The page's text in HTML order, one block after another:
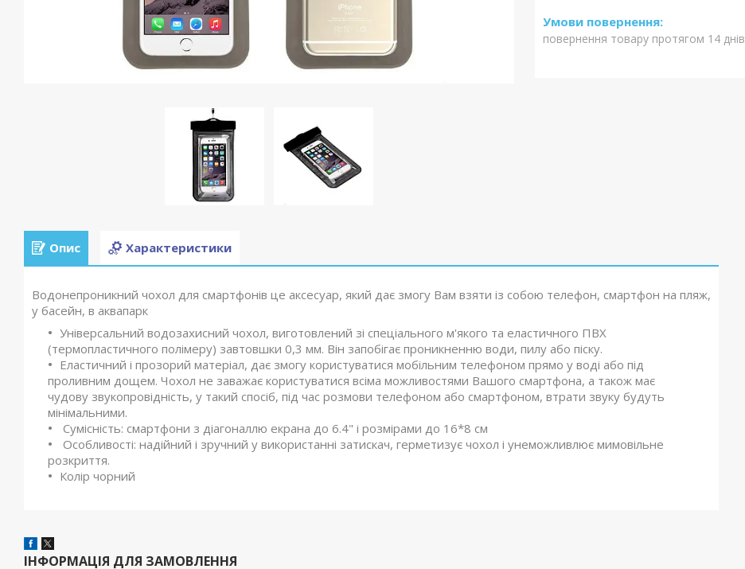
повернення товару протягом 14 днів
Опис Характеристики
Водонепроникний чохол для смартфонів це аксесуар, який дає змогу Вам взяти із собою телефон, смартфон на пляж,
у басейн, в аквапарк
Універсальний водозахисний чохол, виготовлений зі спеціального м'якого та еластичного ПВХ
(термопластичного полімеру) завтовшки 0,3 мм. Він запобігає проникненню води, пилу або піску.
Еластичний і прозорий матеріал, дає змогу користуватися мобільним телефоном прямо у воді або під
проливним дощем. Чохол не заважає користуватися всіма можливостями Вашого смартфона, а також має
чудову звукопровідність, у такий спосіб, під час розмови телефоном або смартфоном, втрати звуку будуть
мінімальними.
Сумісність: смартфони з діагоналлю екрана до 6.4" і розмірами до 16*8 см
Особливості: надійний і зручний у використанні затискач, герметизує чохол і унеможливлює мимовільне
розкриття.
Колір чорний
ІНФОРМАЦІЯ ДЛЯ ЗАМОВЛЕННЯ